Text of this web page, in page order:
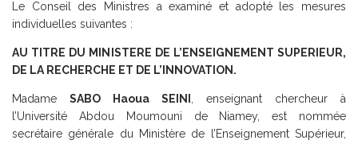
Le Conseil des Ministres a examiné et adopté les mesures
individuelles suivantes :
AU TITRE DU MINISTERE DE L’ENSEIGNEMENT SUPERIEUR,
DE LA RECHERCHE ET DE L’INNOVATION.
Madame SABO Haoua SEINI
, enseignant chercheur à
l’Université Abdou Moumouni de Niamey, est nommée
secrétaire générale du Ministère de l’Enseignement Supérieur,